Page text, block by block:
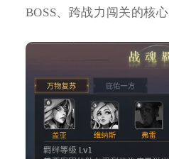
BOSS、跨战力闯关的核心